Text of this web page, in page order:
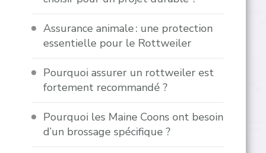
Assurance animale : une protection
essentielle pour le Rottweiler
Pourquoi assurer un rottweiler est
fortement recommandé ?
Pourquoi les Maine Coons ont besoin
d’un brossage spécifique ?